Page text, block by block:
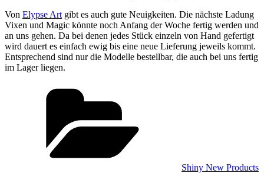
Von Elypse Art gibt es auch gute Neuigkeiten. Die nächste Ladung
Vixen und Magic könnte noch Anfang der Woche fertig werden und
an uns gehen. Da bei denen jedes Stück einzeln von Hand gefertigt
wird dauert es einfach ewig bis eine neue Lieferung jeweils kommt.
Entsprechend sind nur die Modelle bestellbar, die auch bei uns fertig
im Lager liegen.
Shiny New Products